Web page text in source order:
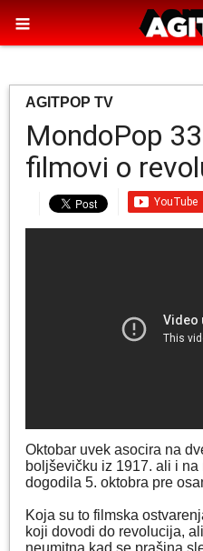
AGITPOP TV
MondoPop
filmovi o
Oktobar uvek asocira na
boljševičku iz 1917. ali i
dogodila 5. oktobra pre
Koja su to filmska
koji dovodi do revolucija,
neumitna kad se prašina